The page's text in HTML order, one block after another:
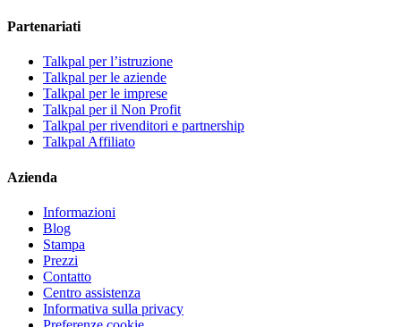
Partenariati
Talkpal per l’istruzione
Talkpal per le aziende
Talkpal per le imprese
Talkpal per il Non Profit
Talkpal per rivenditori e partnership
Talkpal Affiliato
Azienda
Informazioni
Blog
Stampa
Prezzi
Contatto
Centro assistenza
Informativa sulla privacy